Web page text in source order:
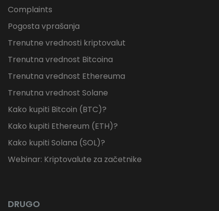
Complaints
Pogosta vprašanja
Trenutne vrednosti kriptovalut
Trenutna vrednost Bitcoina
Trenutna vrednost Ethereuma
Trenutna vrednost Solane
Kako kupiti Bitcoin (BTC)?
Kako kupiti Ethereum (ETH)?
Kako kupiti Solana (SOL)?
Webinar: Kriptovalute za začetnike
DRUGO